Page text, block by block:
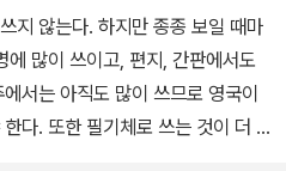
지 않는다. 하지만 종종 보일 때마
많이 쓰이고, 편지, 간판에서도
서는 아직도 많이 쓰므로 영국이
다. 또한 필기체로 쓰는 것이 더 빠